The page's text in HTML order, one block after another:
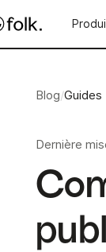
Blog/Guides
Dernière